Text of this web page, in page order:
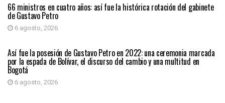
66 ministros en cuatro años: así fue la histórica rotación del gabinete
de Gustavo Petro
6 agosto, 2026
PAÍS
Así fue la posesión de Gustavo Petro en 2022: una ceremonia marcada
por la espada de Bolívar, el discurso del cambio y una multitud en
Bogotá
6 agosto, 2026